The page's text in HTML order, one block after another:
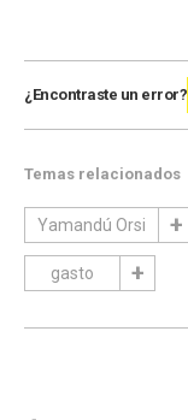
¿Encontraste un error?
Temas relacionados
Yamandú Orsi
gasto